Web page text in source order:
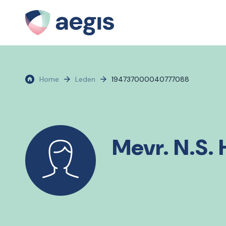
Home Leden 194737000040777088
Mevr. N.S.